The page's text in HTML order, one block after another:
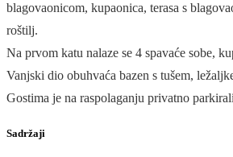
blagovaonicom, kupaonica, terasa s
roštilj.
Na prvom katu nalaze se 4 spavaće sobe,
Vanjski dio obuhvaća bazen s tušem,
Gostima je na raspolaganju privatno
Sadržaji